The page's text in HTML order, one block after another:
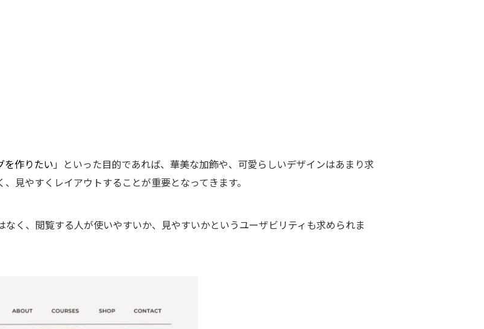
を作りたい 」といった目的であれば、華美な加飾や、可愛らしいデザインはあまり求
見やすくレイアウトすることが重要となってきます。
く、閲覧する人が使いやすいか、見やすいかというユーザビリティも求められま